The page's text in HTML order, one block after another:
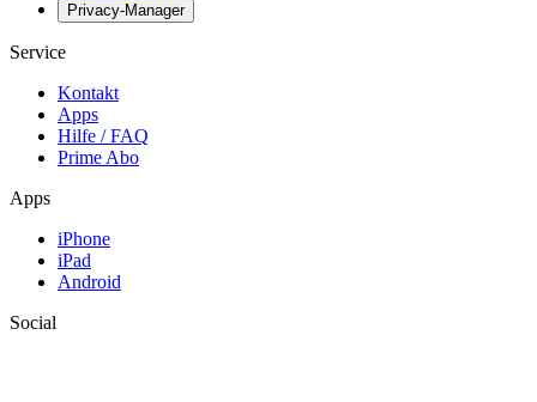
Privacy-Manager
Service
Kontakt
Apps
Hilfe / FAQ
Prime Abo
Apps
iPhone
iPad
Android
Social